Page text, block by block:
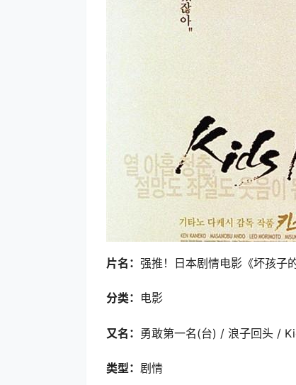
片名： 强推！日本剧情电影《坏孩子
分类： 电影
又名： 勇敢第一名(台) / 浪子回头 /
类型： 剧情